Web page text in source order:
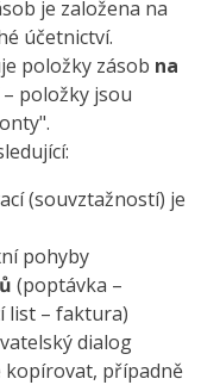
je založena na
účetnictví.
položky zásob na
– položky jsou
(souvztažností) je
pohyby
(poptávka –
list – faktura)
dialog
kopírovat, případně